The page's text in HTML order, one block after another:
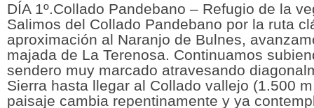
DÍA 1º.Collado Pandebano – Refugio de la
Salimos del Collado Pandebano por la ruta
aproximación al Naranjo de Bulnes,
majada de La Terenosa. Continuamos
sendero muy marcado atravesando
Sierra hasta llegar al Collado vallejo (1.500
paisaje cambia repentinamente y ya